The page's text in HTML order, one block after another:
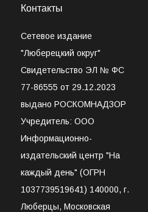
Контакты
Сетевое издание
"Люберецкий округ"
Свидетельство ЭЛ № ФС
77-86555 от 29.12.2023
выдано РОСКОМНАДЗОР
Учредитель: ООО
Информационно-
издательский центр "На
каждый день" (ОГРН
1037739519641) 140000, г.
Люберцы, Московская